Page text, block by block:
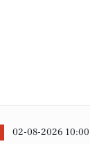
02-08-2026 10:00